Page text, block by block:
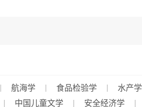
航海学 食品检验学 水产学
中国儿童文学 安全经济学